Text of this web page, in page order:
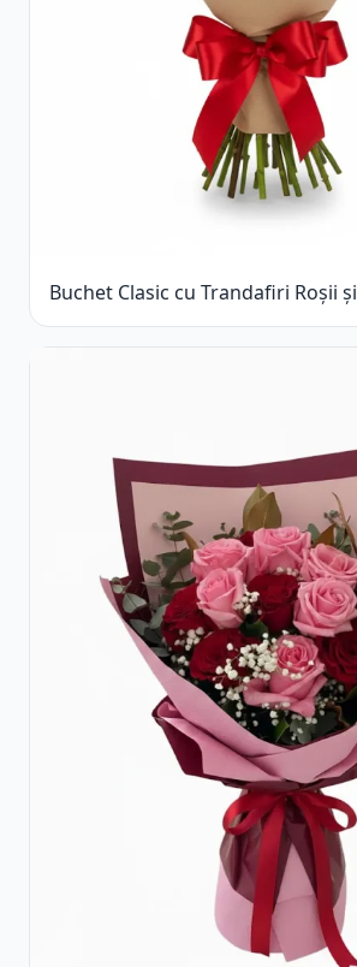
Buchet Clasic cu Trandafiri Roșii și
Gypsophila